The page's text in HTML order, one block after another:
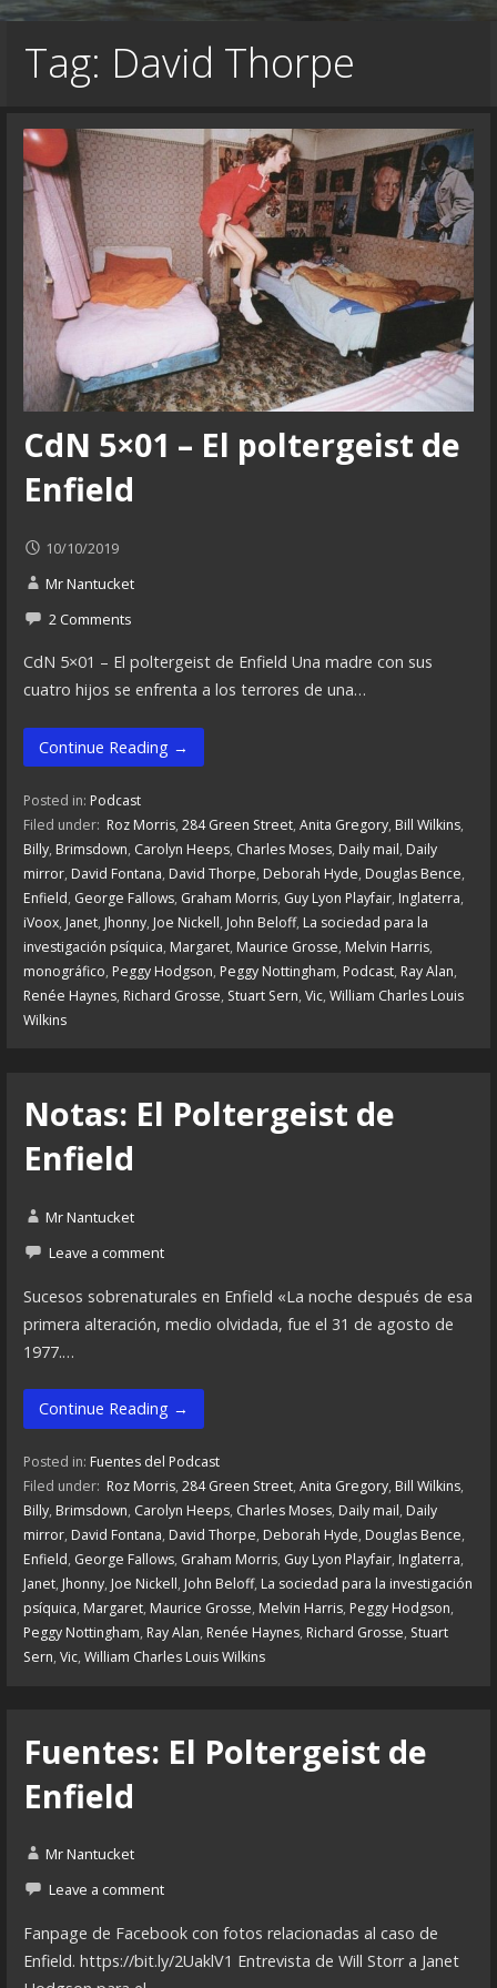
Tag: David Thorpe
CdN 5×01 – El poltergeist de
Enfield
10/10/2019
Mr Nantucket
2 Comments
CdN 5×01 – El poltergeist de Enfield Una madre con sus
cuatro hijos se enfrenta a los terrores de una…
Continue Reading →
Posted in: Podcast
Filed under: Roz Morris, 284 Green Street, Anita Gregory, Bill Wilkins,
Billy, Brimsdown, Carolyn Heeps, Charles Moses, Daily mail, Daily
mirror, David Fontana, David Thorpe, Deborah Hyde, Douglas Bence,
Enfield, George Fallows, Graham Morris, Guy Lyon Playfair, Inglaterra,
iVoox, Janet, Jhonny, Joe Nickell, John Beloff, La sociedad para la
investigación psíquica, Margaret, Maurice Grosse, Melvin Harris,
monográfico, Peggy Hodgson, Peggy Nottingham, Podcast, Ray Alan,
Renée Haynes, Richard Grosse, Stuart Sern, Vic, William Charles Louis
Wilkins
Notas: El Poltergeist de
Enfield
Mr Nantucket
Leave a comment
Sucesos sobrenaturales en Enfield «La noche después de esa
primera alteración, medio olvidada, fue el 31 de agosto de
1977.…
Continue Reading →
Posted in: Fuentes del Podcast
Filed under: Roz Morris, 284 Green Street, Anita Gregory, Bill Wilkins,
Billy, Brimsdown, Carolyn Heeps, Charles Moses, Daily mail, Daily
mirror, David Fontana, David Thorpe, Deborah Hyde, Douglas Bence,
Enfield, George Fallows, Graham Morris, Guy Lyon Playfair, Inglaterra,
Janet, Jhonny, Joe Nickell, John Beloff, La sociedad para la investigación
psíquica, Margaret, Maurice Grosse, Melvin Harris, Peggy Hodgson,
Peggy Nottingham, Ray Alan, Renée Haynes, Richard Grosse, Stuart
Sern, Vic, William Charles Louis Wilkins
Fuentes: El Poltergeist de
Enfield
Mr Nantucket
Leave a comment
Fanpage de Facebook con fotos relacionadas al caso de
Enfield. https://bit.ly/2UaklV1 Entrevista de Will Storr a Janet